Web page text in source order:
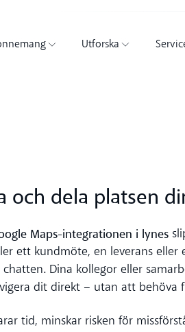
Utforska
och dela platsen
Maps-integrationen i lynes
ett kundmöte, en leverans
Dina kollegor eller
dit direkt – utan att behöva
tid, minskar risken för